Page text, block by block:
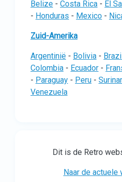
Belize - Costa Rica - El
- Honduras - Mexico -
Zuid-Amerika
Argentinië - Bolivia -
Colombia - Ecuador -
- Paraguay - Peru -
Venezuela
Dit is de Retro
Naar de actuele